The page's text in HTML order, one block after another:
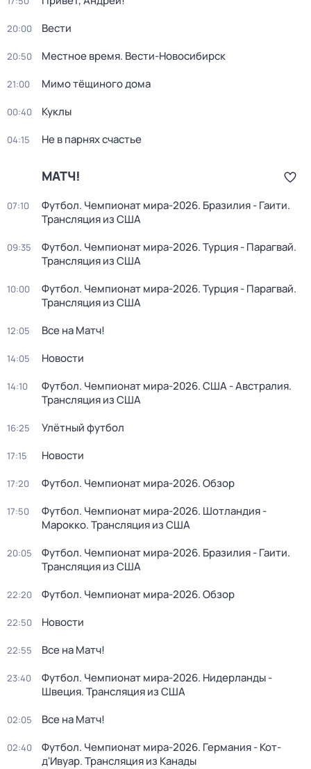
20:00 Вести
20:50 Местное время. Вести-Новосибирск
21:00 Мимо тёщиного дома
00:40 Куклы
04:15 Не в парнях счастье
МАТЧ!
07:10
Футбол. Чемпионат мира-2026. Бразилия - Гаити.
Трансляция из США
09:35
Футбол. Чемпионат мира-2026. Турция - Парагвай.
Трансляция из США
10:00
Футбол. Чемпионат мира-2026. Турция - Парагвай.
Трансляция из США
12:05 Все на Матч!
14:05 Новости
14:10
Футбол. Чемпионат мира-2026. США - Австралия.
Трансляция из США
16:25 Улётный футбол
17:15 Новости
17:20 Футбол. Чемпионат мира-2026. Обзор
17:50
Футбол. Чемпионат мира-2026. Шотландия -
Марокко. Трансляция из США
20:05
Футбол. Чемпионат мира-2026. Бразилия - Гаити.
Трансляция из США
22:20 Футбол. Чемпионат мира-2026. Обзор
22:50 Новости
22:55 Все на Матч!
23:40
Футбол. Чемпионат мира-2026. Нидерланды -
Швеция. Трансляция из США
02:05 Все на Матч!
02:40
Футбол. Чемпионат мира-2026. Германия - Кот-
д'Ивуар. Трансляция из Канады